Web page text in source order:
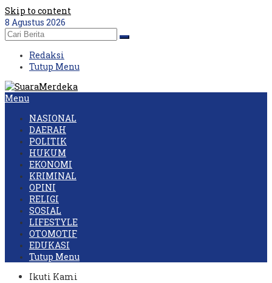
Skip to content
8 Agustus 2026
Redaksi
Tutup Menu
Menu
NASIONAL
DAERAH
POLITIK
HUKUM
EKONOMI
KRIMINAL
OPINI
RELIGI
SOSIAL
LIFESTYLE
OTOMOTIF
EDUKASI
Tutup Menu
Ikuti Kami